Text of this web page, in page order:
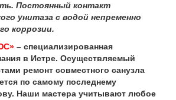
Постоянный контакт
унитаза с водой непременно
коррозии.
– специализированная
в Истре. Осуществляемый
ремонт совместного санузла
по самому последнему
Наши мастера учитывают любое